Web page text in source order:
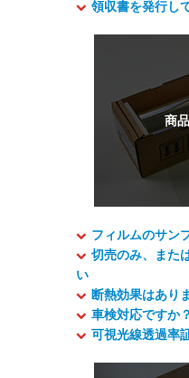
領収書を発行し
フィルムのサン
切売のみ、また
い
断熱効果はあり
車検対応ですか
可視光線透過率